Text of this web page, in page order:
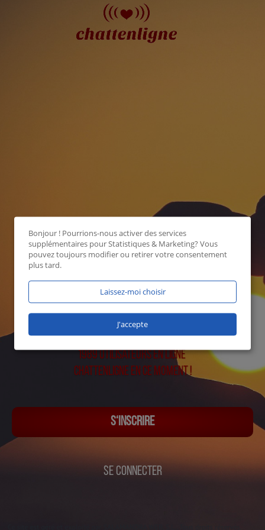
1989 utilisateurs en ligne
Chattenligne en ce moment !
S‘INSCRIRE
SE CONNECTER
Bonjour ! Pourrions-nous activer des services
supplémentaires pourStatistiques & Marketing? Vous
pouvez toujours modifier ou retirer votre consentement
plus tard.
Laissez-moi choisir
J'accepte